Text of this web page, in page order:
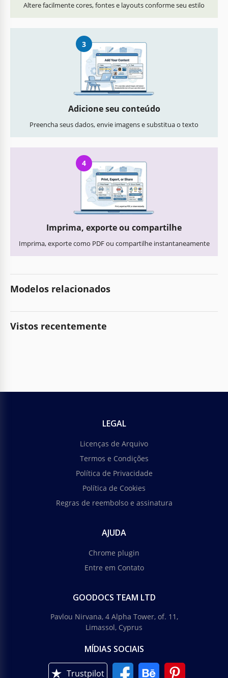
Altere facilmente cores, fontes e layouts conforme seu estilo
3
Adicione seu conteúdo
Preencha seus dados, envie imagens e substitua o texto
4
Imprima, exporte ou compartilhe
Imprima, exporte como PDF ou compartilhe instantaneamente
Modelos relacionados
Vistos recentemente
LEGAL
Licenças de Arquivo
Termos e Condições
Política de Privacidade
Política de Cookies
Regras de reembolso e assinatura
AJUDA
Chrome plugin
Entre em Contato
GOODOCS TEAM LTD
Pavlou Nirvana, 4 Alpha Tower, of. 11,
Limassol, Cyprus
MÍDIAS SOCIAIS
Trustpilot